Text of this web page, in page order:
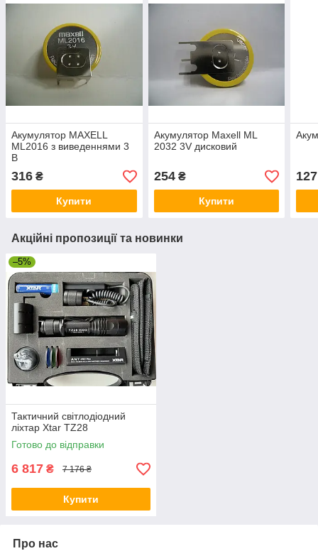
Акумулятор MAXELL
ML2016 з виведеннями 3
В
316 ₴
Купити
Акумулятор Maxell ML
2032 3V дисковий
254₴
Купити
127
Акційні пропозиції та новинки
–5%
Тактичний світлодіодний
ліхтар Xtar TZ28
Готово до відправки
6 817 ₴ 7 176 ₴
Купити
Про нас